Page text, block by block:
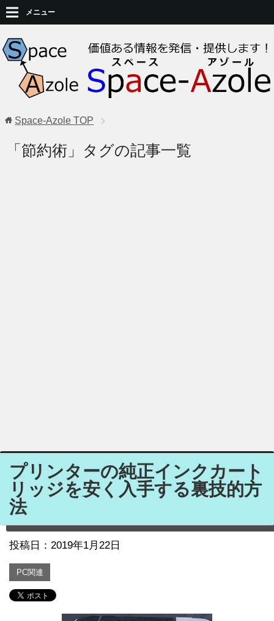
メニュー
Space-Azole TOP
「節約術」タグの記事一覧
プリンターの純正インクカート
リッジを安く入手する裏技的方
法
投稿日： 2019年1月22日
PC関連